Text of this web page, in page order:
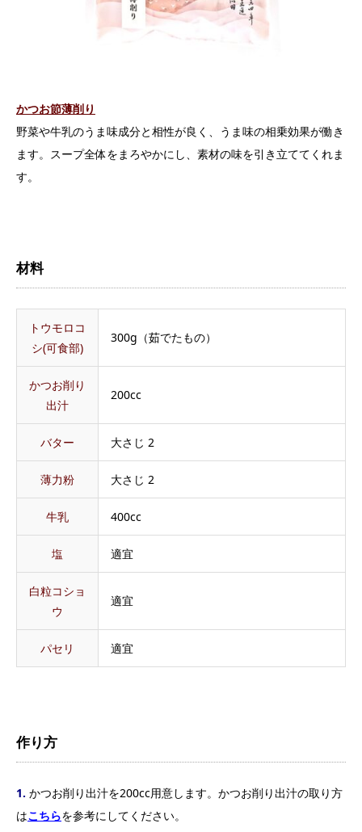
かつお節薄削り
野菜や牛乳のうま味成分と相性が良く、うま味の相乗効果が働き
ます。スープ全体をまろやかにし、素材の味を引き立ててくれま
す。
材料
トウモロコ
シ(可食部)
300g（茹でたもの）
かつお削り
出汁
200cc
バター 大さじ 2
薄力粉 大さじ 2
牛乳 400cc
塩 適宜
白粒コショ
ウ
適宜
パセリ 適宜
作り方
1. かつお削り出汁を200cc用意します。 かつお削り出汁の取り方
はこちらを参考にしてください。